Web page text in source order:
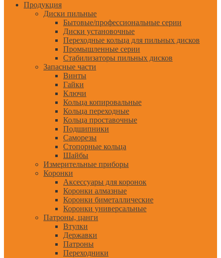
Продукция
Диски пильные
Бытовые/профессиональные серии
Диски установочные
Переходные кольца для пильных дисков
Промышленные серии
Стабилизаторы пильных дисков
Запасные части
Винты
Гайки
Ключи
Кольца копировальные
Кольца переходные
Кольца проставочные
Подшипники
Саморезы
Стопорные кольца
Шайбы
Измерительные приборы
Коронки
Аксессуары для коронок
Коронки алмазные
Коронки биметаллические
Коронки универсальные
Патроны, цанги
Втулки
Державки
Патроны
Переходники